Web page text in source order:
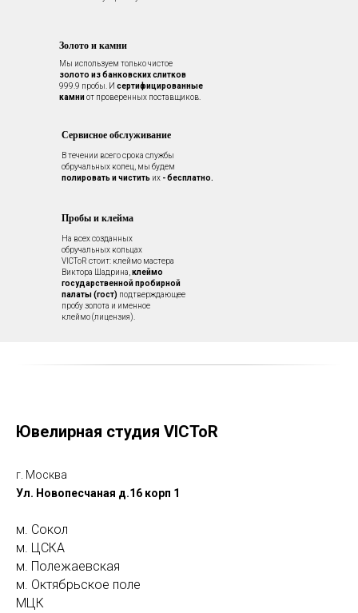
Мы используем только чистое
золото из банковских слитков
999.9 пробы. И сертифицированные
камниот проверенных поставщиков.
Золото и камни
Сервисное обслуживание
В течении всего срока службы
обручальных колец, мы будем
полировать и чистить их - бесплатно.
Пробы и клейма
На всех созданных
обручальных кольцах
VICToR стоит: клеймо мастера
Виктора Шадрина,клеймо
государственной пробирной
палаты (гост) подтверждающее
пробу золота и именное
клеймо (лицензия).
Ювелирная студия VICToR
г. Москва
Ул. Новопесчаная д.16 корп 1
м. Сокол
м. ЦСКА
м. Полежаевская
м. Октябрьское поле
МЦК